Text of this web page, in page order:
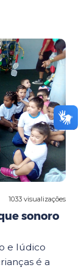
1033 visualizações
sonoro
e lúdico
é a